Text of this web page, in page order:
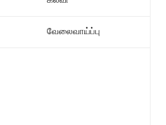
வேலைவாய்ப்பு